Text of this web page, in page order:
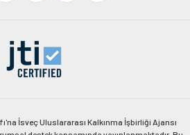
İsveç Uluslararası Kalkınma İşbirliği Ajansı